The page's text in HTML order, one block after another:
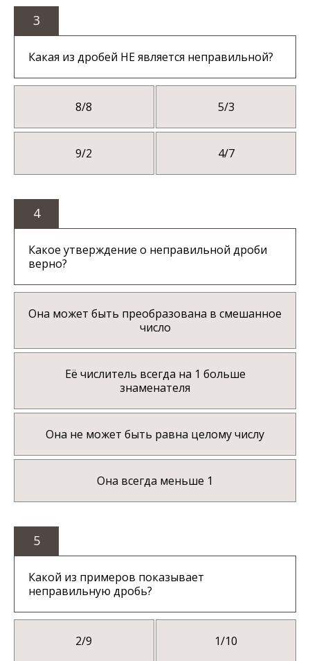
3
Какая из дробей НЕ является неправильной?
8/8 5/3
9/2 4/7
4
Какое утверждение о неправильной дроби
верно?
Она может быть преобразована в смешанное
число
Её числитель всегда на 1 больше
знаменателя
Она не может быть равна целому числу
Она всегда меньше 1
5
Какой из примеров показывает
неправильную дробь?
2/9 1/10